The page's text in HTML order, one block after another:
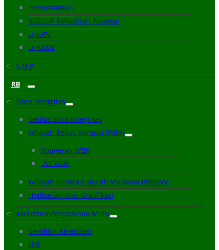
Perpustakaan
Statistik Kehadiran Pegawai
LHKPN
LHKASN
S.O.P
RB
Zona Integritas
Sekilas Zona Integritas
Wilayah Bebas Korupsi (WBK)
Anugerah WBK
LKE WBK
Wilayah Birokrasi Bersih Melayani (WBBM)
Himbauan Atas Gratifikasi
Akreditasi Penjaminan Mutu
Sertifikat Akreditasi
LKE